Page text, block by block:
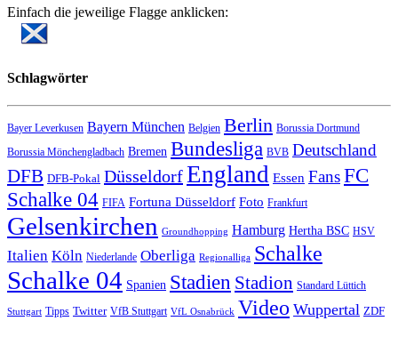
Einfach die jeweilige Flagge anklicken:
Schlagwörter
Bayer Leverkusen Bayern München Belgien Berlin Borussia Dortmund
Borussia Mönchengladbach Bremen Bundesliga BVB Deutschland
DFB DFB-Pokal DüsseldorfEngland Essen FansFC
Schalke 04 FIFA Fortuna Düsseldorf Foto Frankfurt
Gelsenkirchen Groundhopping Hamburg Hertha BSC HSV
Italien Köln Niederlande Oberliga Regionalliga Schalke
Schalke 04 Spanien Stadien Stadion Standard Lüttich
Stuttgart Tipps Twitter VfB Stuttgart VfL Osnabrück Video Wuppertal ZDF